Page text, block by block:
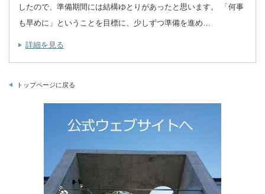
したので、準備期間には結構ゆとりがあったと思います。 「何事
も早めに」ということを目標に、少しずつ準備を進め…
詳細を見る
トップページに戻る